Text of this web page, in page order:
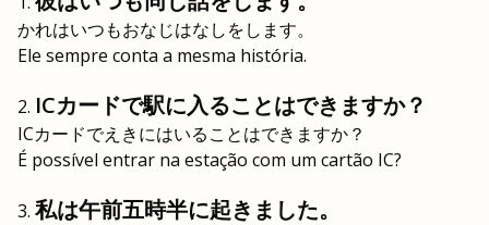
かれはいつもおなじはなしをします。
Ele sempre conta a mesma história.
ICカードで駅に入ることはできますか？
ICカードでえきにはいることはできますか？
É possível entrar na estação com um cartão IC?
私は午前五時半に起きました。